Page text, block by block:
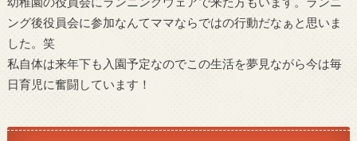
ング後役員会に参加なんてママならではの行動だなぁと思いま
した。笑
私自体は来年下も入園予定なのでこの生活を夢見ながら今は毎
日育児に奮闘しています！